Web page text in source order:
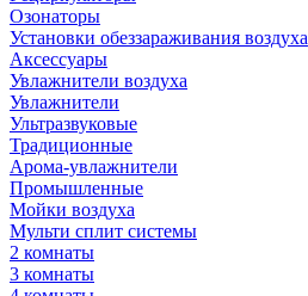
Озонаторы
Установки обеззараживания воздуха
Аксессуары
Увлажнители воздуха
Увлажнители
Ультразвуковые
Традиционные
Арома-увлажнители
Промышленные
Мойки воздуха
Мульти сплит системы
2 комнаты
3 комнаты